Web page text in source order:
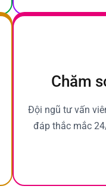
Chăm
Đội ngũ tư vấn
đáp thắc mắc